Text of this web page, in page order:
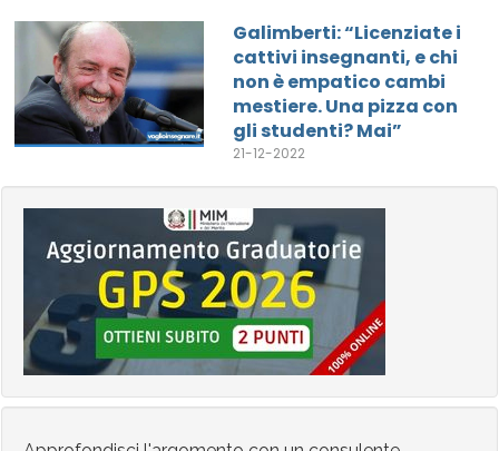
Galimberti: “Licenziate i
cattivi insegnanti, e chi
non è empatico cambi
mestiere. Una pizza con
gli studenti? Mai”
21-12-2022